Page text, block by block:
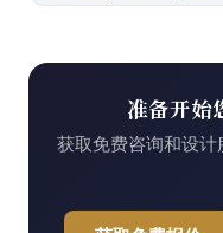
准备开始
获取免费咨询和设